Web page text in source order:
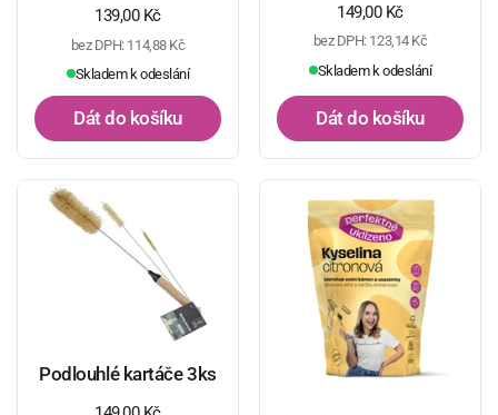
Běžná cena
139,00 Kč
bez DPH: 114,88 Kč
Skladem k odeslání
Dát do košíku
Běžná cena
149,00 Kč
bez DPH: 123,14 Kč
Skladem k odeslání
Dát do košíku
Podlouhlé kartáče 3ks